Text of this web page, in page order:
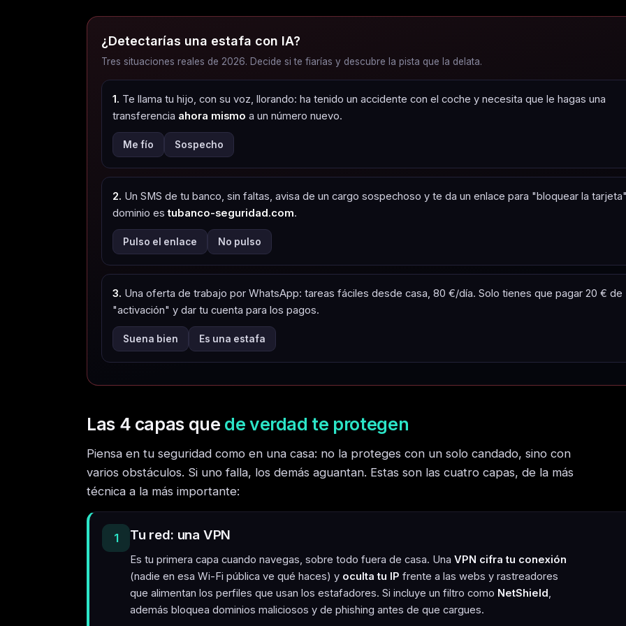
¿Detectarías una estafa con IA?
Tres situaciones reales de 2026. Decide si te fiarías y descubre la pista que la delata.
1. Te llama tu hijo, con su voz, llorando: ha tenido un accidente con el coche y necesita que le hagas una
transferencia ahora mismo a un número nuevo.
Me fío Sospecho
2. Un SMS de tu banco, sin faltas, avisa de un cargo sospechoso y te da un enlace para "bloquear la
dominio estubanco-seguridad.com.
Pulso el enlace No pulso
3. Una oferta de trabajo por WhatsApp: tareas fáciles desde casa, 80 €/día. Solo tienes que pagar 20 € de
"activación" y dar tu cuenta para los pagos.
Suena bien Es una estafa
Las 4 capas que de verdad te protegen
Piensa en tu seguridad como en una casa: no la proteges con un solo candado, sino con
varios obstáculos. Si uno falla, los demás aguantan. Estas son las cuatro capas, de la más
técnica a la más importante:
1 Tu red: una VPN
Es tu primera capa cuando navegas, sobre todo fuera de casa. Una VPN cifra tu conexión
(nadie en esa Wi-Fi pública ve qué haces) y oculta tu IP frente a las webs y rastreadores
que alimentan los perfiles que usan los estafadores. Si incluye un filtro como NetShield
además bloquea dominios maliciosos y de phishing antes de que cargues.